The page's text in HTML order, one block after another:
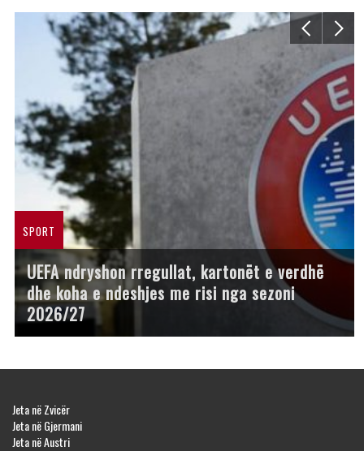
SPORT
UEFA ndryshon rregullat, kartonët e verdhë
dhe koha e ndeshjes me risi nga sezoni
2026/27
Jeta në Zvicër
Jeta në Gjermani
Jeta në Austri